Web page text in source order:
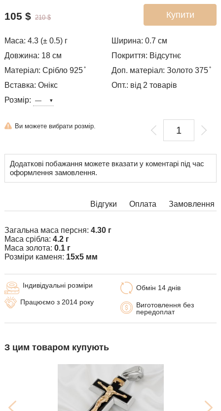
Купити
105 $ 210 $
Маса: 4.3 (± 0.5) г Ширина: 0.7см
Довжина: 18 см
Покриття: Відсутнє
Матеріал: Срібло 925 ̊
Доп. матеріал: Золото 375 ̊
Вставка: Онікс
Опт.: від 2 товарів
Розмір:
Ви можете вибрати розмір.
Додаткові побажання можете вказати у коментарі під час
оформлення замовлення.
Відгуки Замовлення
Оплата
Загальна маса персня: 4.30 г
Маса срібла: 4.2 г
Маса золота: 0.1 г
Розміри каменя: 15х5 мм
Обмін 14 днів
Виготовлення без
передоплат
Індивідуальні розміри
Працюємо з 2014 року
З цим товаром купують